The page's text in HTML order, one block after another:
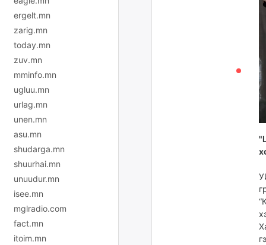
ergelt.mn
zarig.mn
today.mn
zuv.mn
mminfo.mn
ugluu.mn
urlag.mn
unen.mn
asu.mn
shudarga.mn
shuurhai.mn
unuudur.mn
isee.mn
mglradio.com
fact.mn
itoim.mn